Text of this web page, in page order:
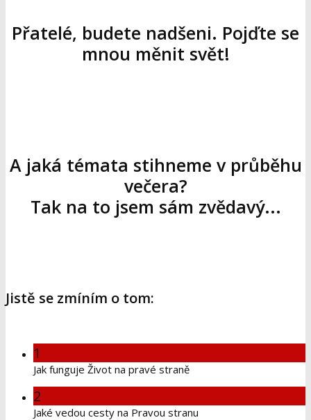
Přatelé, budete nadšeni. Pojďte se
mnou měnit svět!
A jaká témata stihneme v průběhu
večera?
Tak na to jsem sám zvědavý...
Jistě se zmíním o tom:
1
Jak funguje Život na pravé straně
2
Jaké vedou cesty na Pravou stranu